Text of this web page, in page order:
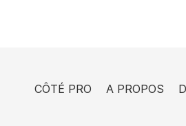
CÔTÉ PRO A PROPOS